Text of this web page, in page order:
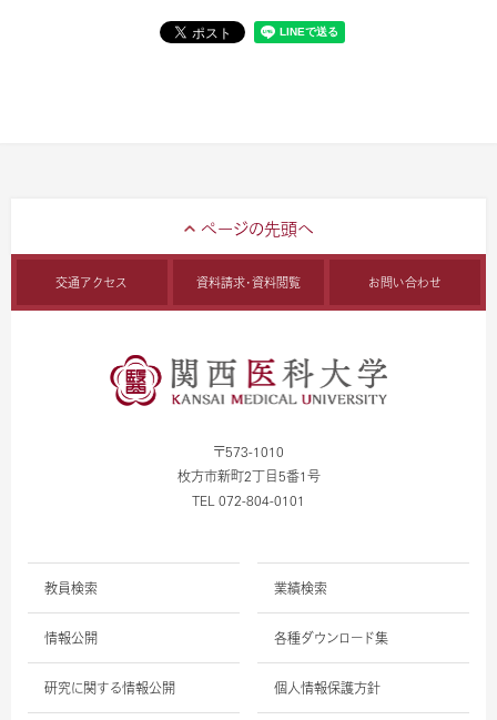
交通アクセス 資料請求・資料閲覧 お問い合わせ
〒573-1010
枚方市新町2丁目5番1号
TEL 072-804-0101
教員検索 業績検索
情報公開 各種ダウンロード集
研究に関する情報公開 個人情報保護方針